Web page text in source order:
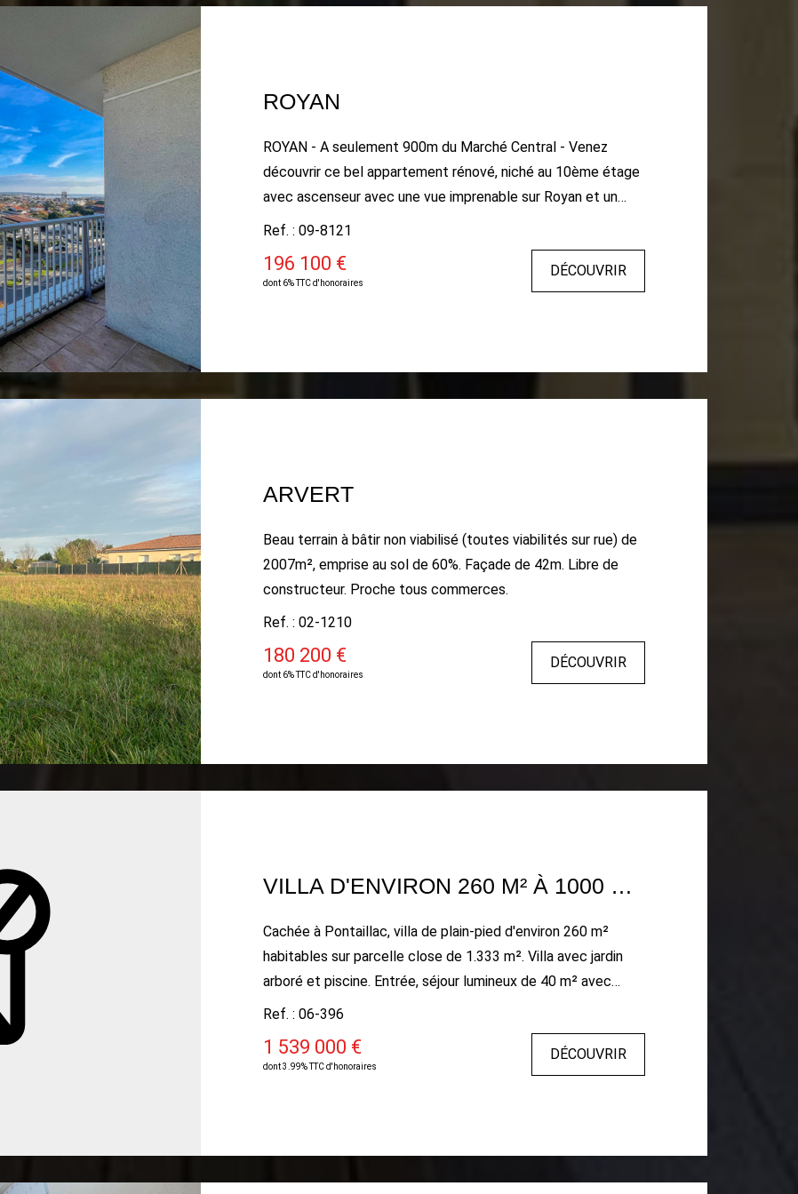
ROYAN
ROYAN - A seulement 900m du Marché Central - Venez
découvrir ce bel appartement rénové, niché au 10ème étage
avec ascenseur avec une vue imprenable sur Royan et un
aperçu mer comprenant : Entrée avec placard, séjour-salon
ouvrant sur balcon exposé Sud-Est, cuisine indépendante et
aménagée, une chambre, salle d'eau et wc. Une cave et une
place de parking extérieure viennent compléter ce logement.
Ref. : 09-8121
196 100 €
dont 6% TTC d'honoraires
DÉCOUVRIR
ARVERT
Beau terrain à bâtir non viabilisé (toutes viabilités sur rue) de
2007m², emprise au sol de 60%. Façade de 42m. Libre de
constructeur. Proche tous commerces.
Ref. : 02-1210
180 200 €
dont 6% TTC d'honoraires
DÉCOUVRIR
VILLA D'ENVIRON 260 M² À 1000 M DE LA PLAGE.
Cachée à Pontaillac, villa de plain-pied d'environ 260 m²
habitables sur parcelle close de 1.333 m². Villa avec jardin
arboré et piscine. Entrée, séjour lumineux de 40 m² avec
cheminée, salon, cuisine équipée ouvrant sur la terrasse ainsi
qu'une arrière cuisine, salle à manger, un bureau puis un
vestiaire, trois chambres dont deux avec salle de bains
convenance !
Ref. : 06-396
1 539 000 €
dont 3.99% TTC d'honoraires
DÉCOUVRIR